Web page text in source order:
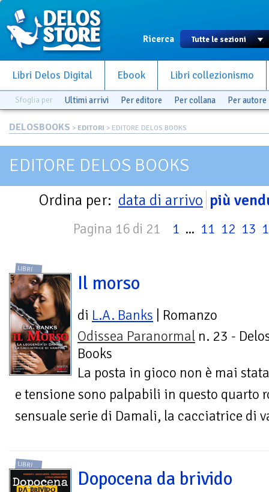
Ricerca
Libri Delos Digital Ebook Libri collezionismo
Sfoglia per Ultimi arrivi Per editore Per collana Per autore
DELOSBOOKS > EDITORI > EDITORE DELOS BOOKS
EDITORE DELOS BOOKS
Ordina per: data di arrivo più
Pagina 16 di 21 1 ... 11 12 13
LIBRI
Il morso
di L.A. Banks | Romanzo
Odissea Paranormal n. 23 -
Books
La posta in gioco non è mai
e tensione sono palpabili in questo quarto
sensuale serie di Damali, la cacciatrice di
LIBRI
Dopocena da brivido